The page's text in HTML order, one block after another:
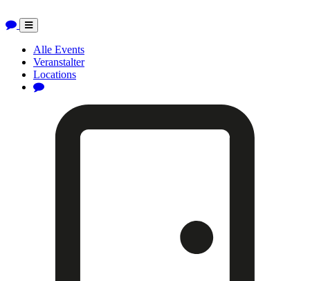
Toggle
navigation
Alle Events
Veranstalter
Locations